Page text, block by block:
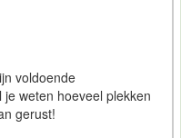
voldoende
weten hoeveel plekken
gerust!